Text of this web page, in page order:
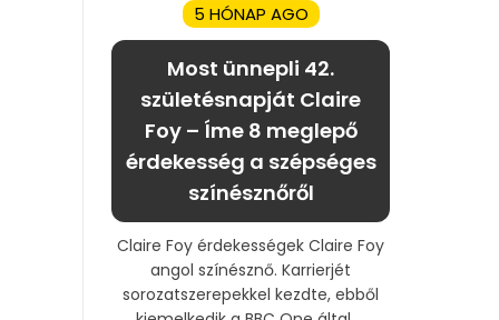
5 HÓNAP AGO
Most ünnepli 42.
születésnapját Claire
Foy – Íme 8 meglepő
érdekesség a szépséges
színésznőről
Claire Foy érdekességek Claire Foy
angol színésznő. Karrierjét
sorozatszerepekkel kezdte, ebből